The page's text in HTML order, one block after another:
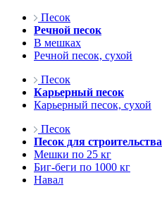
Песок
Речной песок
В мешках
Речной песок, сухой
Песок
Карьерный песок
Карьерный песок, сухой
Песок
Песок для строительства
Мешки по 25 кг
Биг-беги по 1000 кг
Навал